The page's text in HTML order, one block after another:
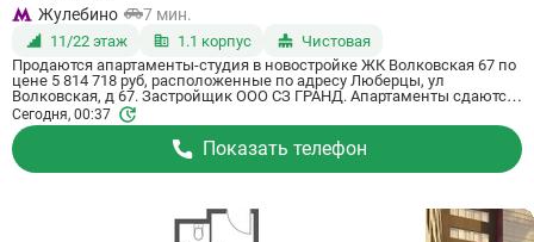
Жулебино
7 мин.
11/22 этаж 1.1 корпус
Чистовая
Продаются апартаменты-студия в новостройке ЖК Волковская 67 по
цене 5 814 718 руб, расположенные по адресу Люберцы, ул
Волковская, д 67. Застройщик ООО СЗ ГРАНД. Апартаменты сдаются
в 3 квартале 2027 года с чистовой отделкой, в 20 минутах на машине
от метро Некрасовка. Общая площадь апартаментов - 24.33 кв. м.
Этаж 11 из 21. ID апартаментов на СтройкиРУ 725067, сообщите его
когда будете звонить.
Сегодня, 00:37
Показать телефон